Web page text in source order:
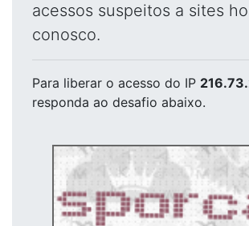
acessos suspeitos a sites
conosco.
Para liberar o acesso do IP
responda ao desafio abaixo.